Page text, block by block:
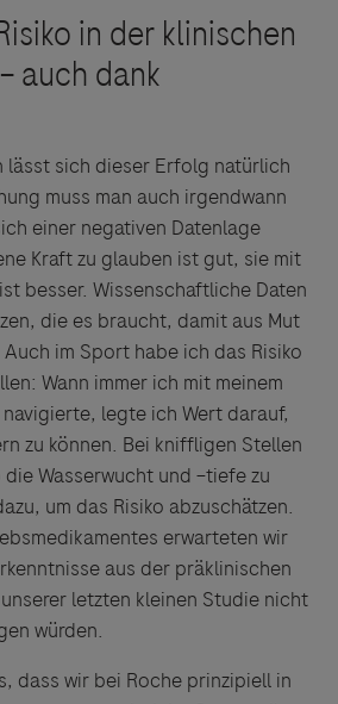
sich dieser Erfolg natürlich
muss man auch irgendwann
einer negativen Datenlage
Kraft zu glauben ist gut, sie mit
besser. Wissenschaftliche Daten
die es braucht, damit aus Mut
im Sport habe ich das Risiko
Wann immer ich mit meinem
legte ich Wert darauf,
zu können. Bei kniffligen Stellen
Wasserwucht und –tiefe zu
um das Risiko abzuschätzen.
erwarteten wir
aus der präklinischen
letzten kleinen Studie nicht
würden.
dass wir bei Roche prinzipiell in
Dritter werden im Sinne des
Der Herausgeber äußert
Inhalt von Websites Dritter und
und deren Verwendung ab.